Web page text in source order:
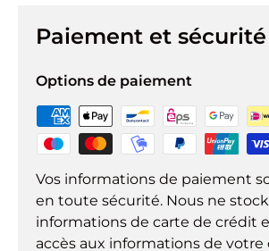
Paiement et sécurité
Options de paiement
Vos informations de paiement
en toute sécurité. Nous ne
informations de carte de crédit
accès aux informations de votre